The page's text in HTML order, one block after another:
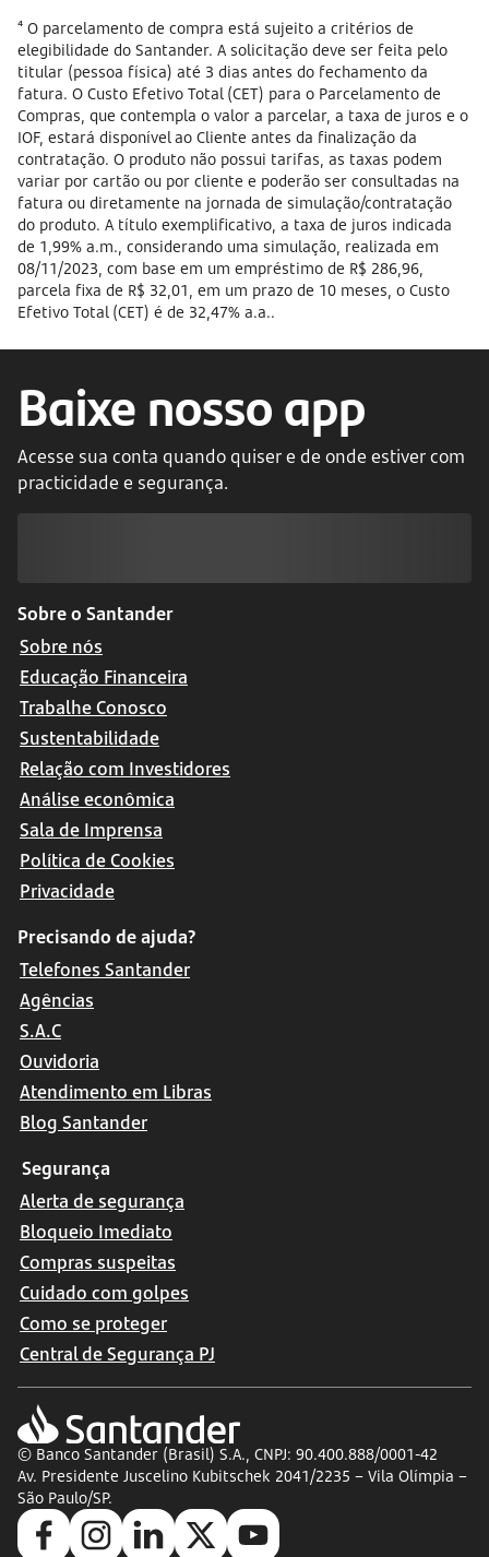
⁴ O parcelamento de compra está sujeito a critérios de
elegibilidade do Santander. A solicitação deve ser feita pelo
titular (pessoa física) até 3 dias antes do fechamento da
fatura. O Custo Efetivo Total (CET) para o Parcelamento de
Compras, que contempla o valor a parcelar, a taxa de juros e o
IOF, estará disponível ao Cliente antes da finalização da
contratação. O produto não possui tarifas, as taxas podem
variar por cartão ou por cliente e poderão ser consultadas na
fatura ou diretamente na jornada de simulação/contratação
do produto. A título exemplificativo, a taxa de juros indicada
de 1,99% a.m., considerando uma simulação, realizada em
08/11/2023, com base em um empréstimo de R$ 286,96,
parcela fixa de R$ 32,01, em um prazo de 10 meses, o Custo
Efetivo Total (CET) é de 32,47% a.a..
Baixe nosso app
Acesse sua conta quando quiser e de onde estiver com
practicidade e segurança.
Sobre o Santander
Sobre nós
Educação Financeira
Trabalhe Conosco
Sustentabilidade
Relação com Investidores
Análise econômica
Sala de Imprensa
Política de Cookies
Privacidade
Precisando de ajuda?
Telefones Santander
Agências
S.A.C
Ouvidoria
Atendimento em Libras
Blog Santander
Segurança
Alerta de segurança
Bloqueio Imediato
Compras suspeitas
Cuidado com golpes
Como se proteger
Central de Segurança PJ
© Banco Santander (Brasil) S.A., CNPJ: 90.400.888/0001-42
Av. Presidente Juscelino Kubitschek 2041/2235 – Vila Olímpia –
São Paulo/SP.